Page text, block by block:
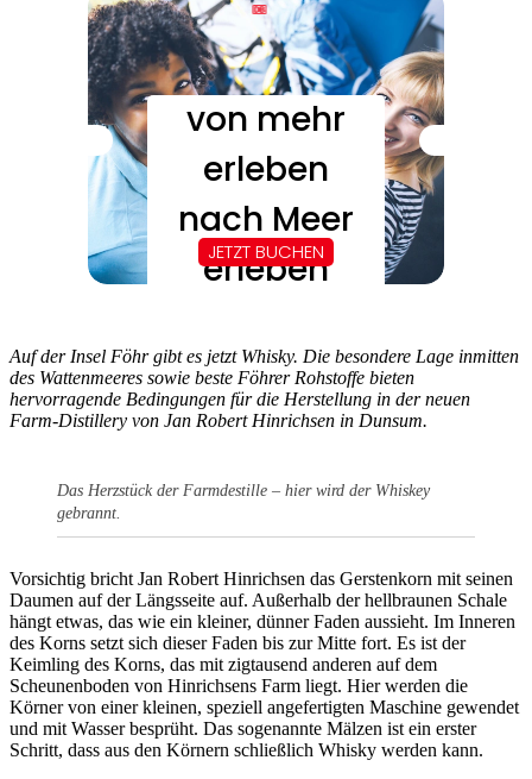
Auf der Insel Föhr gibt es jetzt Whisky. Die besondere Lage inmitten
des Wattenmeeres sowie beste Föhrer Rohstoffe bieten
hervorragende Bedingungen für die Herstellung in der neuen
Farm-Distillery von Jan Robert Hinrichsen in Dunsum.
Das Herzstück der Farmdestille – hier wird der Whiskey
gebrannt.
Vorsichtig bricht Jan Robert Hinrichsen das Gerstenkorn mit seinen
Daumen auf der Längsseite auf. Außerhalb der hellbraunen Schale
hängt etwas, das wie ein kleiner, dünner Faden aussieht. Im Inneren
des Korns setzt sich dieser Faden bis zur Mitte fort. Es ist der
Keimling des Korns, das mit zigtausend anderen auf dem
Scheunenboden von Hinrichsens Farm liegt. Hier werden die
Körner von einer kleinen, speziell angefertigten Maschine gewendet
und mit Wasser besprüht. Das sogenannte Mälzen ist ein erster
Schritt, dass aus den Körnern schließlich Whisky werden kann.